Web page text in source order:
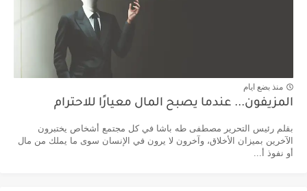
منذ بضع ايام
المزيفون... عندما يصبح المال معيارًا للاحترام
بقلم رئيس التحرير مصطفى طه باشا في كل مجتمع أشخاص يختبرون
الآخرين بميزان الأخلاق، وآخرون لا يرون في الإنسان سوى ما يملك من مال
أو نفوذ أ...